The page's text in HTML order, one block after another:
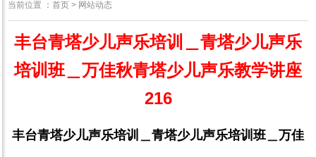
当前位置 ：首页 > 网站动态
丰台青塔少儿声乐培训＿青塔少儿声乐
培训班＿万佳秋青塔少儿声乐教学讲座
216
丰台青塔少儿声乐培训＿青塔少儿声乐培训班＿万佳